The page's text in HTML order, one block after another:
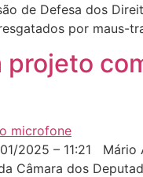
de Defesa dos
por maus-
projeto
2025 – 11:21
Câmara dos